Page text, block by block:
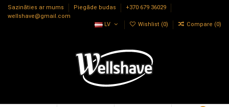
Sazināties ar mums Piegāde budas
+370 679 36029
wellshave@gmail.com
LV
Wishlist (0) Compare (0)